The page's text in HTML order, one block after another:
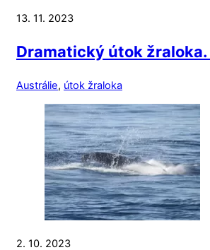
13. 11. 2023
Dramatický útok
Austrálie, útok žraloka
2. 10. 2023